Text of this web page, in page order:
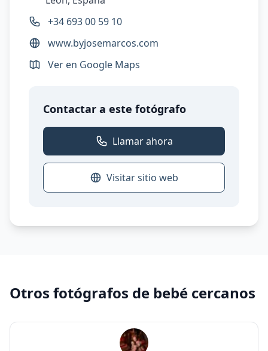
+34 693 00 59 10
www.byjosemarcos.com
Ver en Google Maps
Contactar a este fotógrafo
Llamar ahora
Visitar sitio web
Otros fotógrafos de bebé cercanos